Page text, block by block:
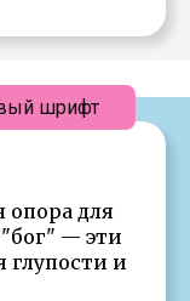
опора для
— эти
глупости и
шрифт